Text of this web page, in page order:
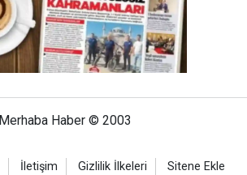
Merhaba Haber © 2003
İletişim Gizlilik İlkeleri Sitene Ekle